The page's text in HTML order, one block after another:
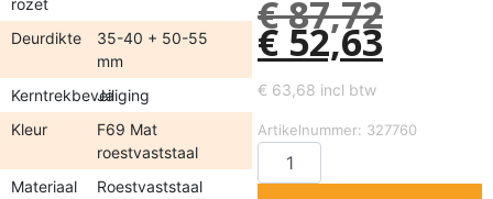
Deurdikte
35-40 + 50-55
mm
Kerntrekbeveiliging
Ja
Kleur
F69 Mat
roestvaststaal
Materiaal
Roestvaststaal
€87,72
€ 52,63
€ 63,68 incl btw
Artikelnummer: 327760